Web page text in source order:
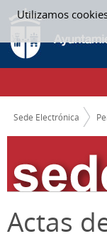
Utilizamos
Saltar al contenido
JUNIO - ACTAS MESAS
CAMINO DE MIGAS
Sede Electrónica
Actas